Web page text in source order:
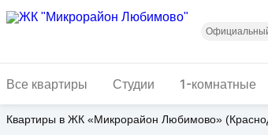
Все квартиры Студии 1-комнатные
Квартиры в ЖК «Микрорайон Любимово»